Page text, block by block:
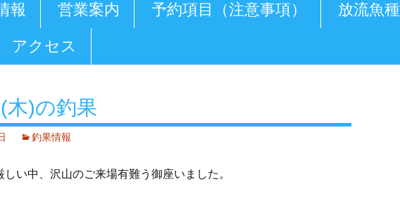
報 営業案内 予約項目（注意事項） 放流魚種
アクセス
木)の釣果
釣果情報
い中、沢山のご来場有難う御座いました。